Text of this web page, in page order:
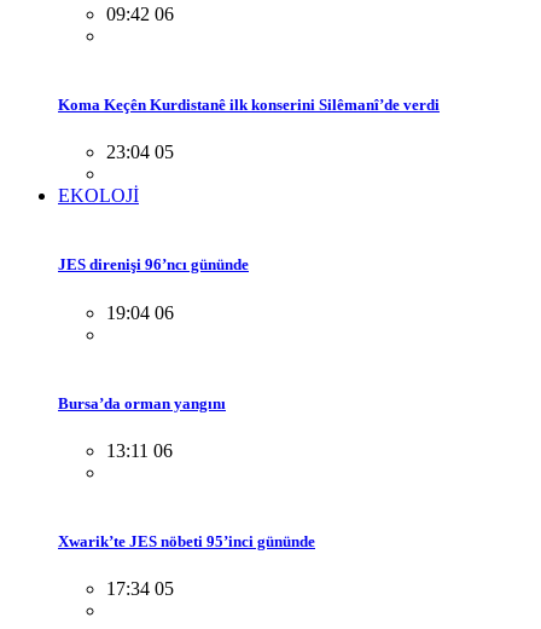
09:42 06
Koma Keçên Kurdistanê ilk konserini Silêmanî’de verdi
23:04 05
EKOLOJİ
JES direnişi 96’ncı gününde
19:04 06
Bursa’da orman yangını
13:11 06
Xwarik’te JES nöbeti 95’inci gününde
17:34 05